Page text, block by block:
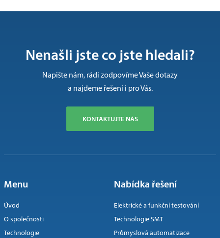
Nenašli jste co jste hledali?
Napište nám, rádi zodpovíme Vaše dotazy
a najdeme řešení i pro Vás.
KONTAKTUJTE NÁS
Menu
Úvod
O společnosti
Technologie
Nabídka řešení
Elektrické a funkční testování
Technologie SMT
Průmyslová automatizace